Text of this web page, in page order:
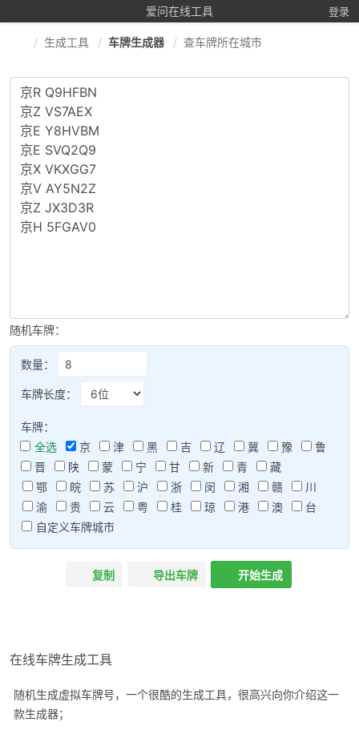
爱问在线工具 登录
生成工具 车牌生成器 查车牌所在城市
随机车牌：
数量：
车牌长度：
车牌：
全选
京 津 黑 吉 辽 冀 豫
鲁
晋
陕 蒙 宁 甘 新 青
藏
鄂
皖 苏 沪 浙 闵 湘 赣
川
渝
贵 云 粤 桂 琼 港 澳
台
自定义车牌城市
复制 导出车牌 开始生成
在线车牌生成工具
随机生成虚拟车牌号，一个很酷的生成工具，很高兴向你介绍这一
款生成器；